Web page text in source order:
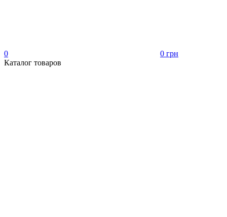
0
0 грн
Каталог товаров